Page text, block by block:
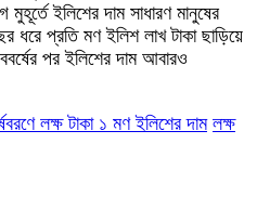
ইলিশের দাম সাধারণ মানুষের
ধরে প্রতি মণ ইলিশ লাখ টাকা ছাড়িয়ে
পর ইলিশের দাম আবারও
লক্ষ টাকা ১ মণ ইলিশের দাম লক্ষ